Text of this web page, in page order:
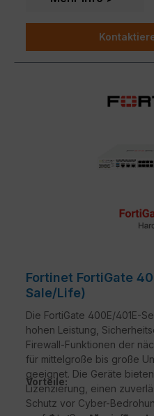
Fortinet FortiGate
Sale/Life)
Die FortiGate 400E/401E-
hohen Leistung,
Firewall-Funktionen der
für mittelgroße bis große
geeignet. Die Geräte
Lizenzierung, einen
Schutz vor Cyber-
Vorteile: